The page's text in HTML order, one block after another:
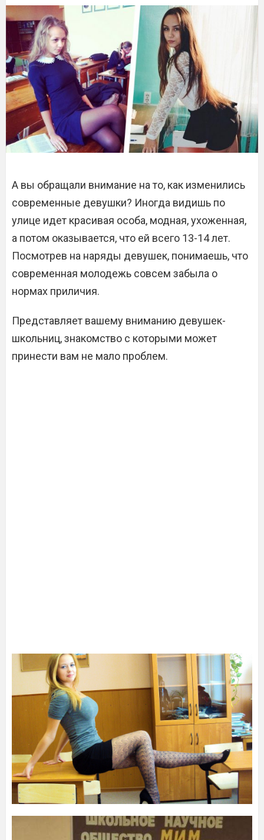
А вы обращали внимание на то, как изменились
современные девушки? Иногда видишь по
улице идет красивая особа, модная, ухоженная,
а потом оказывается, что ей всего 13-14 лет.
Посмотрев на наряды девушек, понимаешь, что
современная молодежь совсем забыла о
нормах приличия.
Представляет вашему вниманию девушек-
школьниц, знакомство с которыми может
принести вам не мало проблем.